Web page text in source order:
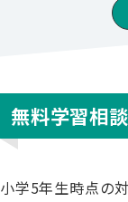
無料学習相
小学5年生時点の